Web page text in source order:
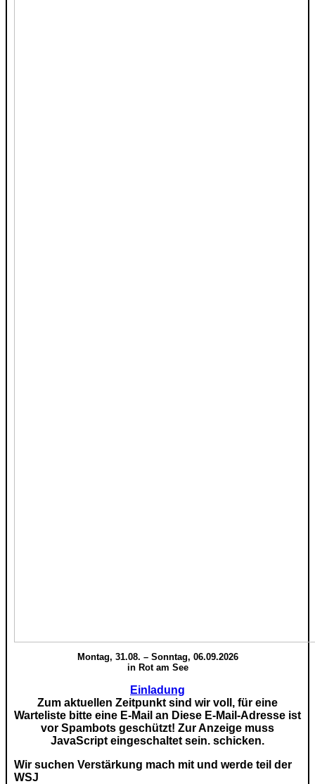
Montag, 31.08. – Sonntag, 06.09.2026
in Rot am See
Einladung
Zum aktuellen Zeitpunkt sind wir voll, für eine
Warteliste bitte eine E-Mail an Diese E-Mail-Adresse ist
vor Spambots geschützt! Zur Anzeige muss
JavaScript eingeschaltet sein. schicken.
Wir suchen Verstärkung mach mit und werde teil der
WSJ